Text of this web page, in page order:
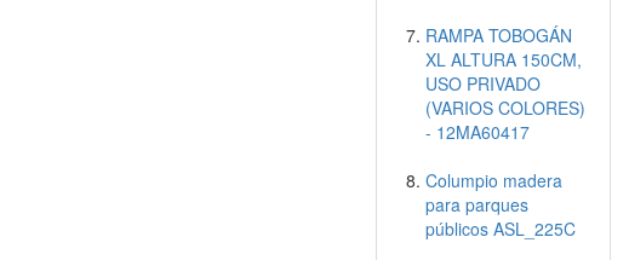
RAMPA TOBOGÁN
XL ALTURA 150CM,
USO PRIVADO
(VARIOS COLORES)
- 12MA60417
Columpio madera
para parques
públicos ASL_225C